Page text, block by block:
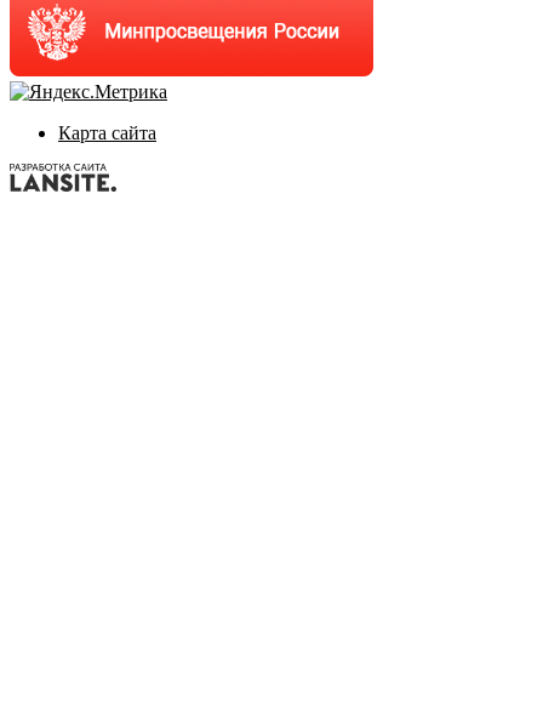
Карта сайта